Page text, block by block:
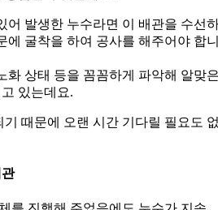
어 발생한 누수라면 이 배관을 수선
에 굴착을 하여 공사를 해주어야 합
화 상태 등을 꼼꼼하게 파악해 알맞
있는데요.
때문에 오랜 시간 기다릴 필요도